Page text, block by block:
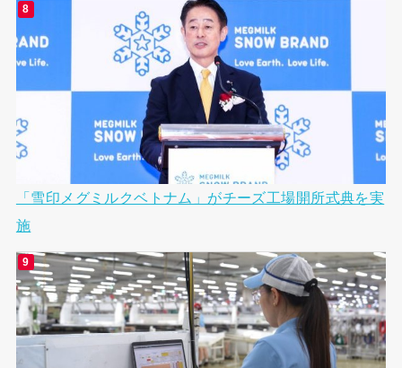
「雪印メグミルクベトナム」がチーズ工場開所式典を実
施